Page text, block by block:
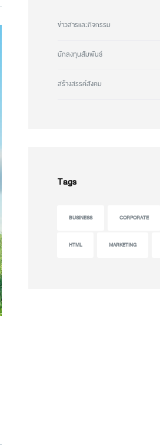
ข่าวสารและกิจกรรม
นักลงทุนสัมพันธ์
สร้างสรรค์สังคม
Tags
BUSINESS CORPORATE
HTML MARKETING